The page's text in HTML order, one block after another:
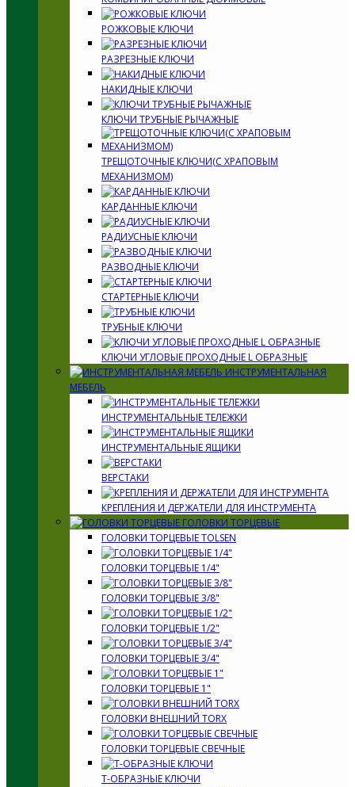
РОЖКОВЫЕ КЛЮЧИ
РАЗРЕЗНЫЕ КЛЮЧИ
НАКИДНЫЕ КЛЮЧИ
КЛЮЧИ ТРУБНЫЕ РЫЧАЖНЫЕ
ТРЕЩОТОЧНЫЕ КЛЮЧИ(С ХРАПОВЫМ
МЕХАНИЗМОМ)
КАРДАННЫЕ КЛЮЧИ
РАДИУСНЫЕ КЛЮЧИ
РАЗВОДНЫЕ КЛЮЧИ
СТАРТЕРНЫЕ КЛЮЧИ
ТРУБНЫЕ КЛЮЧИ
КЛЮЧИ УГЛОВЫЕ ПРОХОДНЫЕ L ОБРАЗНЫЕ
ИНСТРУМЕНТАЛЬНАЯ
МЕБЕЛЬ
ИНСТРУМЕНТАЛЬНЫЕ ТЕЛЕЖКИ
ИНСТРУМЕНТАЛЬНЫЕ ЯЩИКИ
ВЕРСТАКИ
КРЕПЛЕНИЯ И ДЕРЖАТЕЛИ ДЛЯ ИНСТРУМЕНТА
ГОЛОВКИ ТОРЦЕВЫЕ
ГОЛОВКИ ТОРЦЕВЫЕ TOLSEN
ГОЛОВКИ ТОРЦЕВЫЕ 1/4"
ГОЛОВКИ ТОРЦЕВЫЕ 3/8"
ГОЛОВКИ ТОРЦЕВЫЕ 1/2"
ГОЛОВКИ ТОРЦЕВЫЕ 3/4"
ГОЛОВКИ ТОРЦЕВЫЕ 1"
ГОЛОВКИ ВНЕШНИЙ TORX
ГОЛОВКИ ТОРЦЕВЫЕ СВЕЧНЫЕ
Т-ОБРАЗНЫЕ КЛЮЧИ